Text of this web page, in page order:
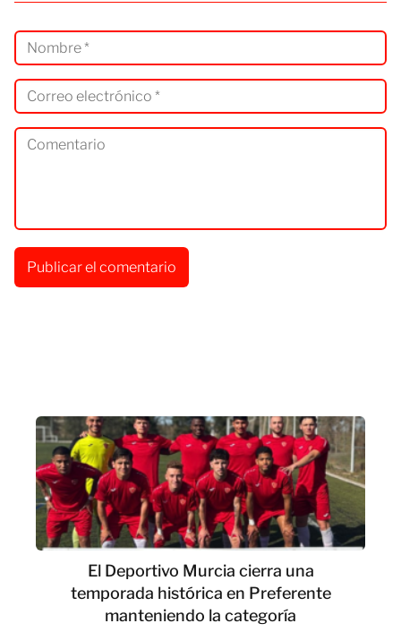
El Deportivo Murcia cierra una
temporada histórica en Preferente
manteniendo la categoría